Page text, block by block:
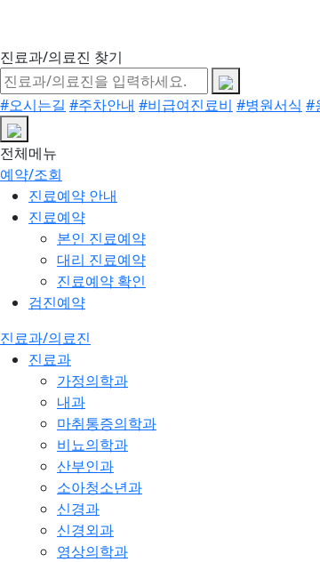
진료과/의료진 찾기
#오시는길 #주차안내 #비급여진료비 #병원서식 #
전체메뉴
예약/조회
진료예약 안내
진료예약
본인 진료예약
대리 진료예약
진료예약 확인
검진예약
진료과/의료진
진료과
가정의학과
내과
마취통증의학과
비뇨의학과
산부인과
소아청소년과
신경과
신경외과
영상의학과